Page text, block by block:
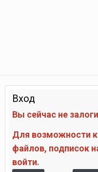
Вход
Вы сейчас не
Для возможности
файлов, подписок
войти.